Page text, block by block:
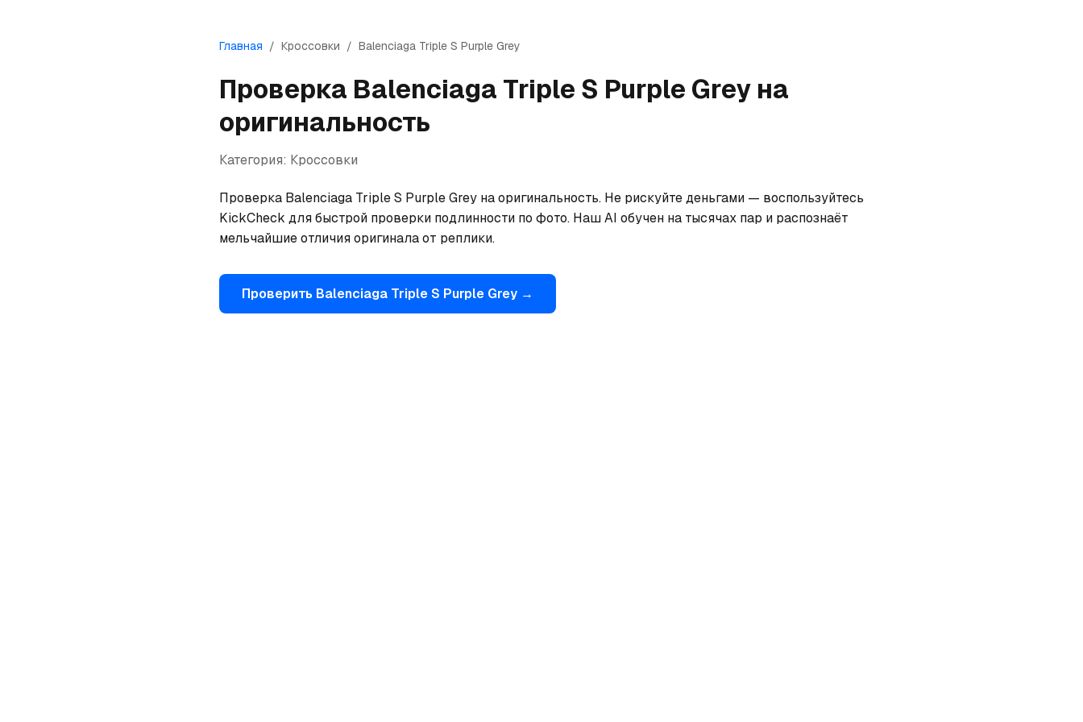
Главная / Кроссовки / Balenciaga Triple S Purple Grey
Проверка Balenciaga Triple S Purple Grey на
оригинальность
Категория: Кроссовки
Проверка Balenciaga Triple S Purple Grey на оригинальность. Не рискуйте деньгами — воспользуйтесь
KickCheck для быстрой проверки подлинности по фото. Наш AI обучен на тысячах пар и распознаёт
мельчайшие отличия оригинала от реплики.
Проверить Balenciaga Triple S Purple Grey →